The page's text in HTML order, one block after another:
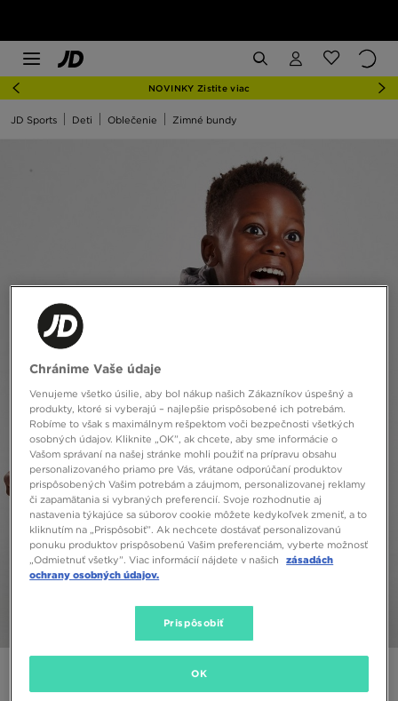
NOVINKY Zistite viac
JD Sports Deti Oblečenie Zimné bundy
MCKENZIE MICRO COREY PADDED JACKET INFANT
Chránime Vaše údaje
Venujeme všetko úsilie, aby bol nákup našich Zákazníkov úspešný a
produkty, ktoré si vyberajú – najlepšie prispôsobené ich potrebám.
Robíme to však s maximálnym rešpektom voči bezpečnosti všetkých
osobných údajov. Kliknite „OK”, ak chcete, aby sme informácie o
Vašom správaní na našej stránke mohli použiť na prípravu obsahu
personalizovaného priamo pre Vás, vrátane odporúčaní produktov
prispôsobených Vašim potrebám a záujmom, personalizovanej reklamy
či zapamätania si vybraných preferencií. Svoje rozhodnutie aj
nastavenia týkajúce sa súborov cookie môžete kedykoľvek zmeniť, a to
kliknutím na „Prispôsobiť”. Ak nechcete dostávať personalizovanú
ponuku produktov prispôsobenú Vašim preferenciám, vyberte možnosť
„Odmietnuť všetky”. Viac informácií nájdete v našich
zásadách
ochrany osobných údajov.
Prispôsobiť
OK